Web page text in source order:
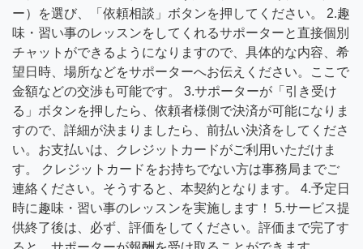
ー）を選び、「依頼相談」ボタンを押してください。 2.趣
味・習い事のレッスンをしてくれるサポーターと直接個別
チャットができるようになりますので、具体的な内容、希
望日時、場所などをサポーターへお伝えください。ここで
金額などの交渉も可能です。 3.サポーターが「引き受け
る」ボタンを押したら、依頼者様側で決済が可能になりま
すので、詳細が決まりましたら、前払い決済をしてくださ
い。お支払いは、クレジットカードがご利用いただけま
す。 クレジットカードをお持ちでない方は事務局までご
連絡ください。そうすると、本契約となります。 4.予定日
時に趣味・習い事のレッスンを実施します！ 5.サービス提
供終了後は、必ず、評価をしてください。評価まで完了す